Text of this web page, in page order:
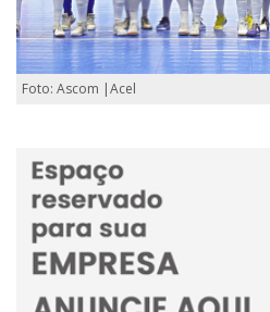
Foto: Ascom |Acel